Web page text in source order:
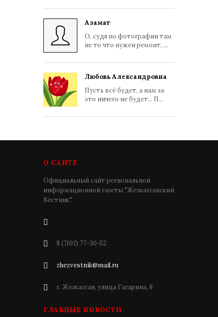
Азамат
О, судя по фотографии там
не то что нужен ремонт, ...
Любовь Александровна
Пусть всё будет, а нам за
это ничего не будет... П...
О САЙТЕ
Официальный сайт региональной
информационной газеты "Жезказганский
Вестник".
8 (7102) 77-30-52
zhezvestnik@mail.ru
г. Жезказган, улица Гагарина, 8
ГЛАВНЫЕ НОВОСТИ